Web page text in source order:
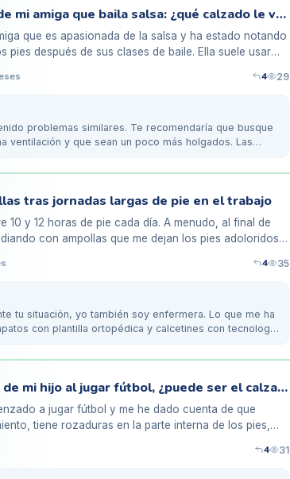
Ampollas en los pies de mi amiga que baila salsa: ¿qué calzado le va mejor?
que es apasionada de la salsa y ha estado notando
pies después de sus clases de baile. Ella suele usar
4 29
problemas similares. Te recomendaría que busque
ventilación y que sean un poco más holgados. Las
tras jornadas largas de pie en el trabajo
10 y 12 horas de pie cada día. A menudo, al final de
con ampollas que me dejan los pies adoloridos.
4 35
tu situación, yo también soy enfermera. Lo que me ha
con plantilla ortopédica y calcetines con tecnología
Rozaduras en los pies de mi hijo al jugar fútbol, ¿puede ser el calzado?
a jugar fútbol y me he dado cuenta de que
tiene rozaduras en la parte interna de los pies,
4 31